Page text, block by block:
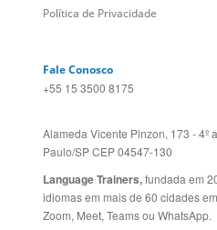
Política de Privacidade
Fale Conosco
+55 15 3500 8175
Alameda Vicente Pinzon, 173 - 4º
Paulo/SP CEP 04547-130
Language Trainers,fundada em
idiomas em mais de 60 cidades
Zoom, Meet, Teams ou WhatsApp.